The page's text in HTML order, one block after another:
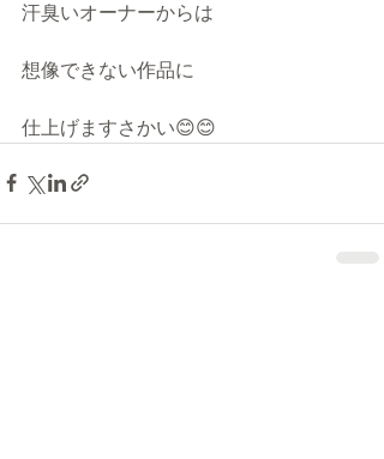
汗臭いオーナーからは
想像できない作品に
仕上げますさかい😊😊